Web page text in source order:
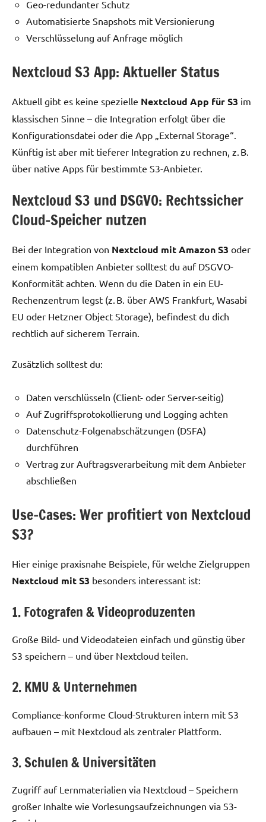
Geo-redundanter Schutz
Automatisierte Snapshots mit Versionierung
Verschlüsselung auf Anfrage möglich
Nextcloud S3 App: Aktueller Status
Aktuell gibt es keine spezielle Nextcloud App für S3 im
klassischen Sinne – die Integration erfolgt über die
Konfigurationsdatei oder die App „External Storage“.
Künftig ist aber mit tieferer Integration zu rechnen, z. B.
über native Apps für bestimmte S3-Anbieter.
Nextcloud S3 und DSGVO: Rechtssicher
Cloud-Speicher nutzen
Bei der Integration von Nextcloud mit Amazon S3 oder
einem kompatiblen Anbieter solltest du auf DSGVO-
Konformität achten. Wenn du die Daten in ein EU-
Rechenzentrum legst (z. B. über AWS Frankfurt, Wasabi
EU oder Hetzner Object Storage), befindest du dich
rechtlich auf sicherem Terrain.
Zusätzlich solltest du:
Daten verschlüsseln (Client- oder Server-seitig)
Auf Zugriffsprotokollierung und Logging achten
Datenschutz-Folgenabschätzungen (DSFA)
durchführen
Vertrag zur Auftragsverarbeitung mit dem Anbieter
abschließen
Use-Cases: Wer profitiert von Nextcloud
S3?
Hier einige praxisnahe Beispiele, für welche Zielgruppen
Nextcloud mit S3 besonders interessant ist:
1. Fotografen & Videoproduzenten
Große Bild- und Videodateien einfach und günstig über
S3 speichern – und über Nextcloud teilen.
2. KMU & Unternehmen
Compliance-konforme Cloud-Strukturen intern mit S3
aufbauen – mit Nextcloud als zentraler Plattform.
3. Schulen & Universitäten
Zugriff auf Lernmaterialien via Nextcloud – Speichern
großer Inhalte wie Vorlesungsaufzeichnungen via S3-